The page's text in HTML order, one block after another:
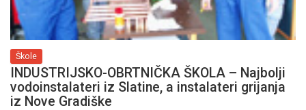
Škole
INDUSTRIJSKO-OBRTNIČKA ŠKOLA – Najbolji
vodoinstalateri iz Slatine, a instalateri grijanja
iz Nove Gradiške